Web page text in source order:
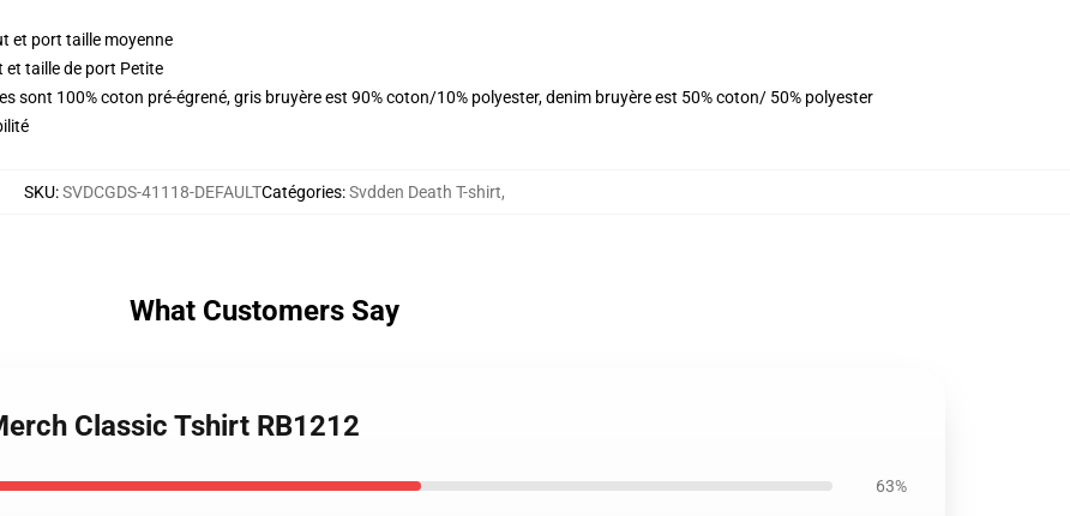
et port taille moyenne
et taille de port Petite
sont 100% coton pré-égrené, gris bruyère est 90% coton/10% polyester, denim bruyère est 50% coton/ 50% polyester
SKU:SVDCGDS-41118-DEFAULTCatégories:Svdden Death T-shirt,
What Customers Say
Classic Tshirt RB1212
63%